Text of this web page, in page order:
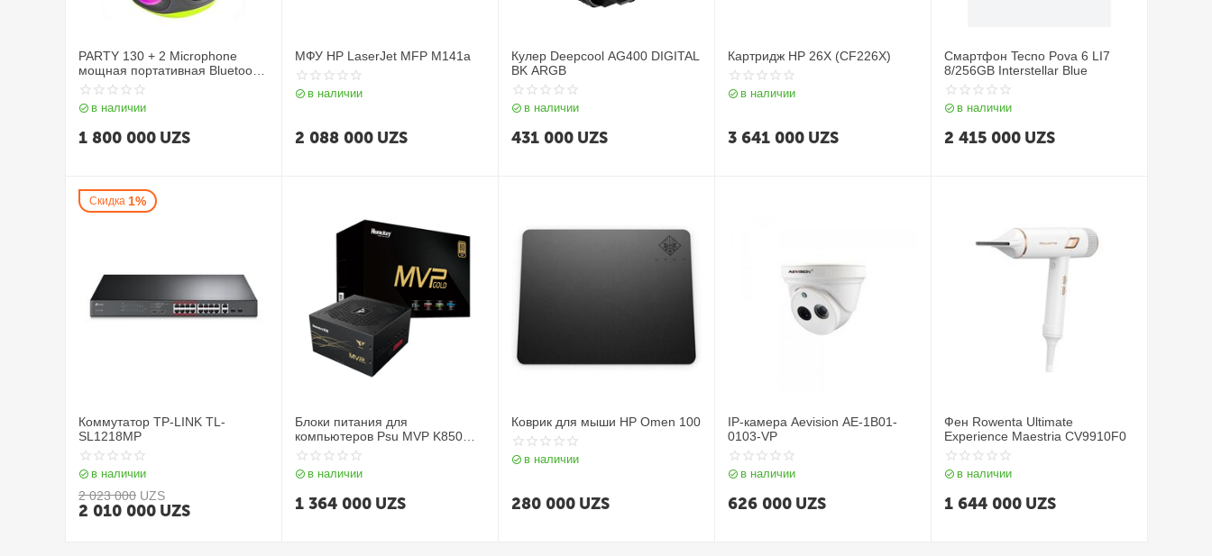
PARTY 130 + 2 Microphone
мощная портативная Bluetooth
колонка
в наличии
1 800 000 UZS
МФУ HP LaserJet MFP M141a
в наличии
2 088 000 UZS
Кулер Deepcool AG400 DIGITAL
BK ARGB
в наличии
431 000 UZS
Картридж HP 26X (CF226X)
в наличии
3 641 000 UZS
Смартфон Tecno Pova 6 LI7
8/256GB Interstellar Blue
в наличии
2 415 000 UZS
Скидка 1%
Коммутатор TP-LINK TL-
SL1218MP
в наличии
2 023 000 UZS
2 010 000 UZS
Блоки питания для
компьютеров Psu MVP K850
80+ Gold
в наличии
1 364 000 UZS
Коврик для мыши HP Omen 100
в наличии
280 000 UZS
IP-камера Aevision AE-1B01-
0103-VP
в наличии
626 000 UZS
Фен Rowenta Ultimate
Experience Maestria CV9910F0
в наличии
1 644 000 UZS